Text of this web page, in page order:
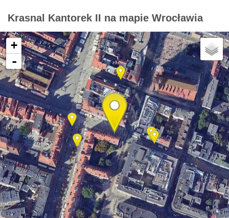
Krasnal Kantorek II na mapie Wrocławia
+
-